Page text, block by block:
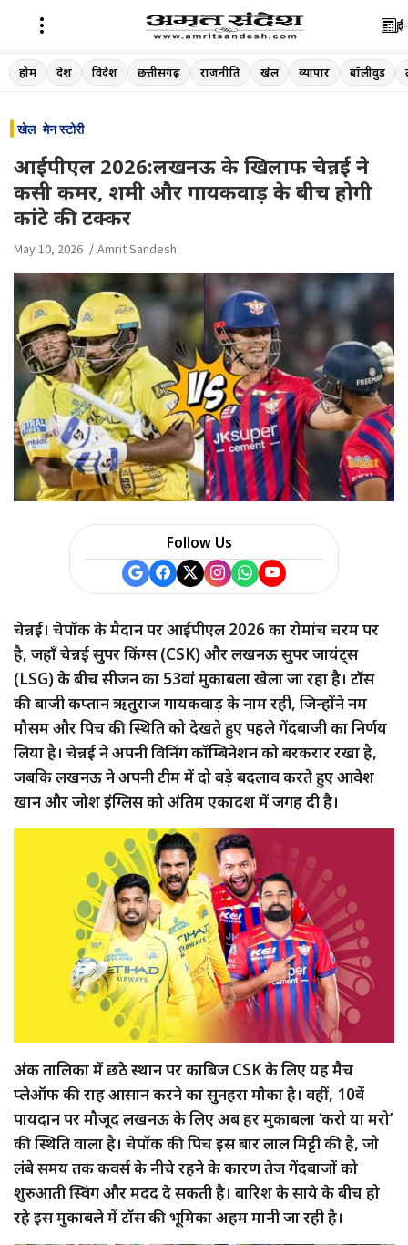
Skip
to
होम देश विदेश छत्तीसगढ़ राजनीति खेल व्यापार बॉलीवुड
खेल मेन स्टोरी
आईपीएल 2026:लखनऊ के खिलाफ चेन्नई ने
कसी कमर, शमी और गायकवाड़ के बीच होगी
कांटे की टक्कर
May 10, 2026 Amrit Sandesh
Follow Us
चेन्नई। चेपॉक के मैदान पर आईपीएल 2026 का रोमांच चरम पर
है, जहाँ चेन्नई सुपर किंग्स (CSK) और लखनऊ सुपर जायंट्स
(LSG) के बीच सीजन का 53वां मुकाबला खेला जा रहा है। टॉस
की बाजी कप्तान ऋतुराज गायकवाड़ के नाम रही, जिन्होंने नम
मौसम और पिच की स्थिति को देखते हुए पहले गेंदबाजी का निर्णय
लिया है। चेन्नई ने अपनी विनिंग कॉम्बिनेशन को बरकरार रखा है,
जबकि लखनऊ ने अपनी टीम में दो बड़े बदलाव करते हुए आवेश
खान और जोश इंग्लिस को अंतिम एकादश में जगह दी है।
अंक तालिका में छठे स्थान पर काबिज CSK के लिए यह मैच
प्लेऑफ की राह आसान करने का सुनहरा मौका है। वहीं, 10वें
पायदान पर मौजूद लखनऊ के लिए अब हर मुकाबला ‘करो या मरो’
की स्थिति वाला है। चेपॉक की पिच इस बार लाल मिट्टी की है, जो
लंबे समय तक कवर्स के नीचे रहने के कारण तेज गेंदबाजों को
शुरुआती स्विंग और मदद दे सकती है। बारिश के साये के बीच हो
रहे इस मुकाबले में टॉस की भूमिका अहम मानी जा रही है।